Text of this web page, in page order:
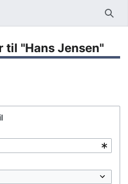
Søg
til "Hans Jensen"